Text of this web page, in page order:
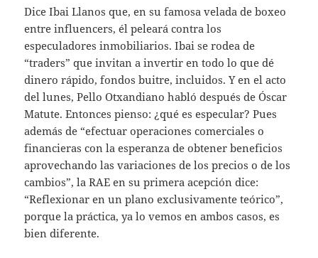
Dice Ibai Llanos que, en su famosa velada de boxeo
entre influencers, él peleará contra los
especuladores inmobiliarios. Ibai se rodea de
“traders” que invitan a invertir en todo lo que dé
dinero rápido, fondos buitre, incluidos. Y en el acto
del lunes, Pello Otxandiano habló después de Óscar
Matute. Entonces pienso: ¿qué es especular? Pues
además de “efectuar operaciones comerciales o
financieras con la esperanza de obtener beneficios
aprovechando las variaciones de los precios o de los
cambios”, la RAE en su primera acepción dice:
“Reflexionar en un plano exclusivamente teórico”,
porque la práctica, ya lo vemos en ambos casos, es
bien diferente.